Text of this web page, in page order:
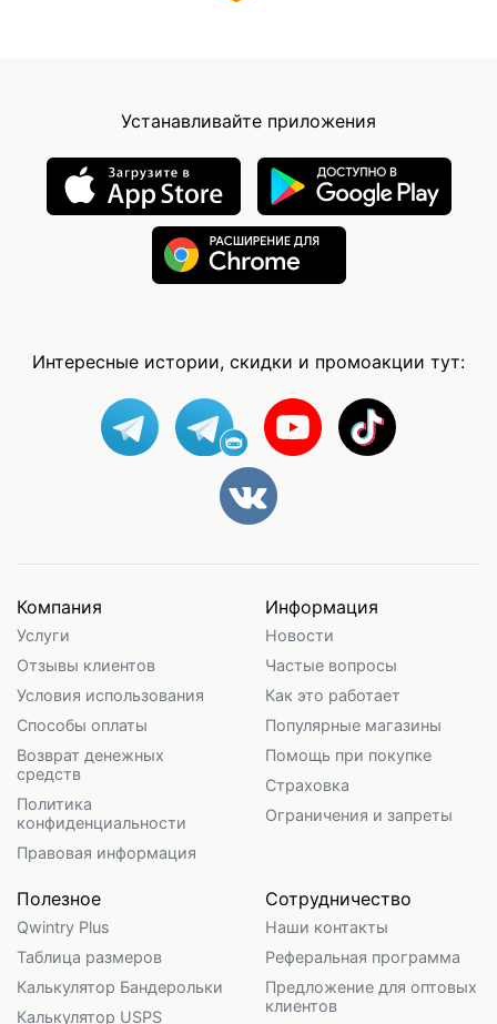
Устанавливайте приложения
Интересные истории, скидки и промоакции тут:
Компания
Услуги
Отзывы клиентов
Условия использования
Способы оплаты
Возврат денежных
средств
Политика
конфиденциальности
Правовая информация
Информация
Новости
Частые вопросы
Как это работает
Популярные магазины
Помощь при покупке
Страховка
Ограничения и запреты
Полезное
Qwintry Plus
Таблица размеров
Калькулятор Бандерольки
Калькулятор USPS
Сотрудничество
Наши контакты
Реферальная программа
Предложение для оптовых
клиентов